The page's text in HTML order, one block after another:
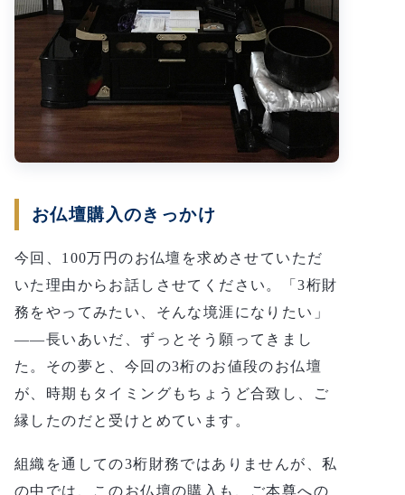
お仏壇購入のきっかけ
今回、100万円のお仏壇を求めさせていただ
いた理由からお話しさせてください。「3桁財
務をやってみたい、そんな境涯になりたい」
——長いあいだ、ずっとそう願ってきまし
た。その夢と、今回の3桁のお値段のお仏壇
が、時期もタイミングもちょうど合致し、ご
縁したのだと受けとめています。
組織を通しての3桁財務ではありませんが、私
の中では、このお仏壇の購入も、ご本尊への